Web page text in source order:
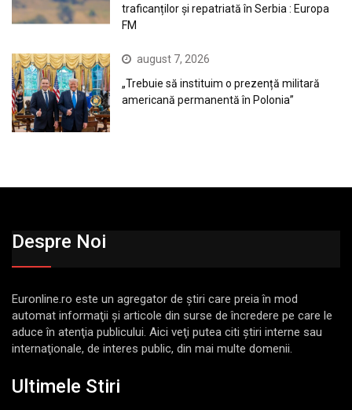
traficanților și repatriată în Serbia : Europa
FM
august 7, 2026
„Trebuie să instituim o prezență militară
americană permanentă în Polonia”
Despre Noi
Euronline.ro este un agregator de ştiri care preia în mod
automat informaţii şi articole din surse de încredere pe care le
aduce în atenţia publicului. Aici veţi putea citi ştiri interne sau
internaţionale, de interes public, din mai multe domenii.
Ultimele Stiri